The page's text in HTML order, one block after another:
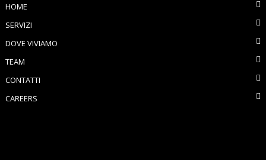
HOME
SERVIZI
DOVE VIVIAMO
TEAM
CONTATTI
CAREERS